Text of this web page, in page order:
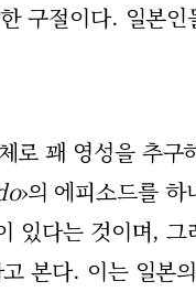
구절이다. 일본
로 꽤 영성을 추
›의 에피소드를
있다는 것이며,
본다. 이는 일본